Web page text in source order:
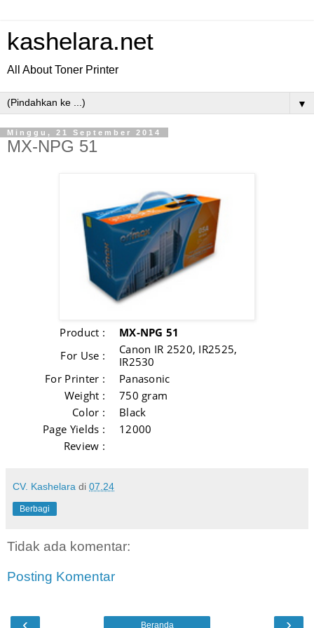
kashelara.net
All About Toner Printer
▼
Minggu, 21 September 2014
MX-NPG 51
Product :
MX-NPG 51
For Use :
Canon IR 2520, IR2525,
IR2530
For Printer :
Panasonic
Weight :
750 gram
Color :
Black
Page Yields :
12000
Review :
CV. Kashelara di 07.24
Berbagi
Tidak ada komentar:
Posting Komentar
‹ ›
Beranda